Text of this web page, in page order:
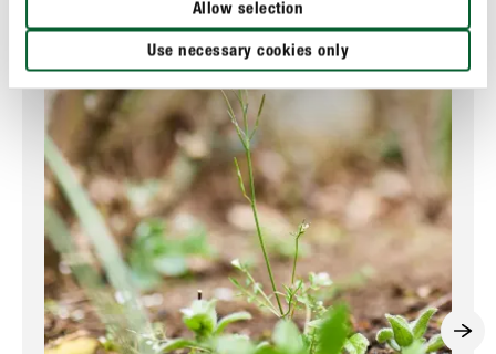
Allow selection
Use necessary cookies only
Maladies et ravageurs : pénibles, mais curables